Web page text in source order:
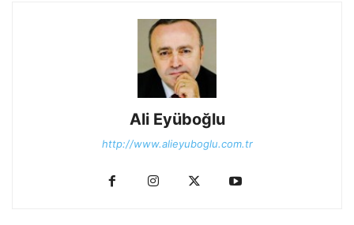
Ali Eyüboğlu
http://www.alieyuboglu.com.tr